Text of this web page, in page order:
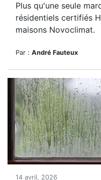
Plus qu'une seule
résidentiels certifiés
maisons Novoclimat.
Par : André Fauteux
14 avril, 2026